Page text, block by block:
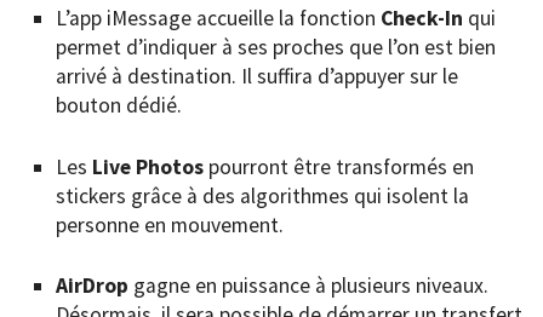
L’app iMessage accueille la fonction Check-In qui
permet d’indiquer à ses proches que l’on est bien
arrivé à destination. Il suffira d’appuyer sur le
bouton dédié.
Les Live Photos pourront être transformés en
stickers grâce à des algorithmes qui isolent la
personne en mouvement.
AirDrop gagne en puissance à plusieurs niveaux.